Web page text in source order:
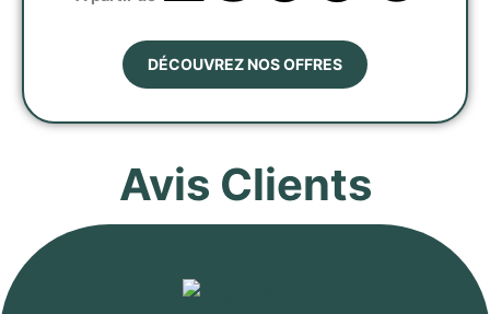
DÉCOUVREZ NOS OFFRES
Avis Clients